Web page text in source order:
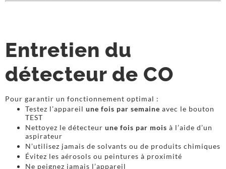
Entretien du
détecteur de CO
Pour garantir un fonctionnement optimal :
Testez l’appareil une fois par semaine avec le bouton
TEST
Nettoyez le détecteur une fois par mois à l’aide d’un
aspirateur
N’utilisez jamais de solvants ou de produits chimiques
Évitez les aérosols ou peintures à proximité
Ne peignez jamais l’appareil